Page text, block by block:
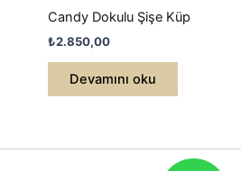
Candy Dokulu Şişe Küp
₺2.850,00
Devamını oku